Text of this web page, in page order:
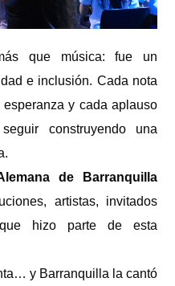
que música: fue un
e inclusión. Cada nota
y cada aplauso
construyendo una
de Barranquilla
artistas, invitados
hizo parte de esta
y Barranquilla la cantó